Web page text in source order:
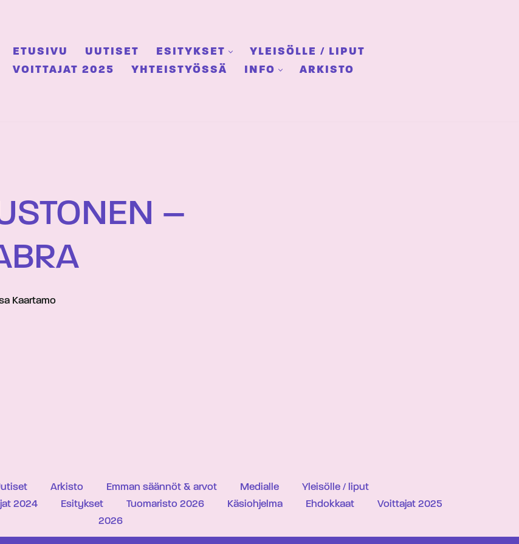
ETUSIVU UUTISET ESITYKSET
YLEISÖLLE / LIPUT
VOITTAJAT 2025
YHTEISTYÖSSÄ INFO ARKISTO
–
Kaartamo
Arkisto Emman säännöt & arvot Medialle
Yleisölle / liput
2024 Esitykset Tuomaristo 2026 Käsiohjelma Ehdokkaat
Voittajat 2025
2026